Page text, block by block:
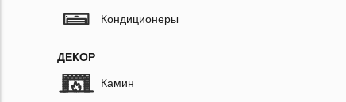
Кондиционеры
ДЕКОР
Камин